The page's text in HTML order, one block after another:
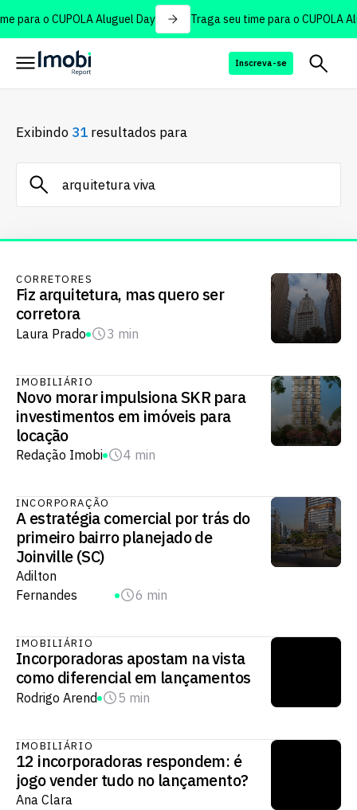
para o CUPOLA Aluguel Day Traga seu time para o CUPOLA
Inscreva-se
Exibindo 31 resultados para
CORRETORES
Fiz arquitetura, mas quero ser
corretora
Laura Prado 3 min
IMOBILIÁRIO
Novo morar impulsiona SKR para
investimentos em imóveis para
locação
Redação Imobi 4 min
INCORPORAÇÃO
A estratégia comercial por trás do
primeiro bairro planejado de
Joinville (SC)
Adilton
Fernandes
6 min
IMOBILIÁRIO
Incorporadoras apostam na vista
como diferencial em lançamentos
Rodrigo Arend 5 min
IMOBILIÁRIO
12 incorporadoras respondem: é
jogo vender tudo no lançamento?
Ana Clara